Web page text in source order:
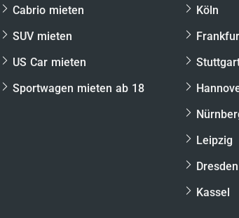
Cabrio mieten
SUV mieten
US Car mieten
Sportwagen mieten ab 18
Köln
Leipzig
Dresden
Kassel